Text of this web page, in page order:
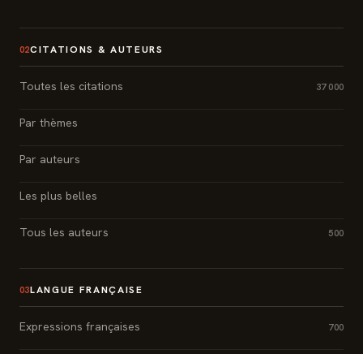
02CITATIONS & AUTEURS
Toutes les citations 37 000
Par thèmes
Par auteurs
Les plus belles
Tous les auteurs 500
03LANGUE FRANÇAISE
Expressions françaises 700